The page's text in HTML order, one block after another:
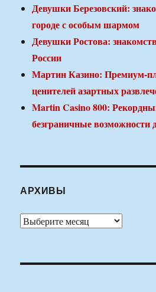
Девушки Березовский:
городе с особым шармом
Девушки Ростова:
России
Мартин Казино: Премиум-
ценителей азартных
Martin Casino 800:
безграничные
АРХИВЫ
Архивы